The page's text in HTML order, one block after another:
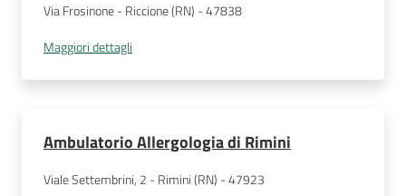
Via Frosinone - Riccione (RN) - 47838
Maggiori dettagli
Ambulatorio Allergologia di Rimini
Viale Settembrini, 2 - Rimini (RN) - 47923